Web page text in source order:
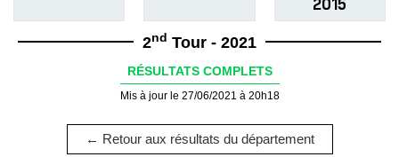
2nd Tour - 2021
RÉSULTATS COMPLETS
Mis à jour le 27/06/2021 à 20h18
← Retour aux résultats du département